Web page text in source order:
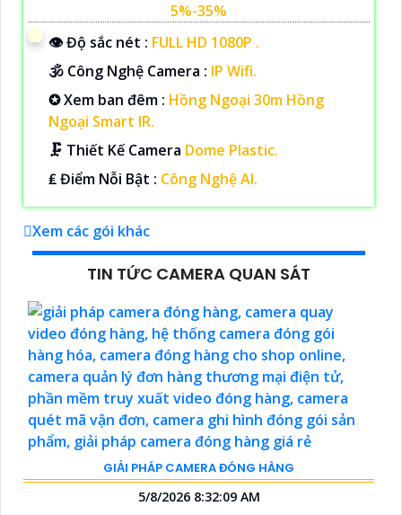
5%-35%
👁 Độ sắc nét : FULL HD 1080P .
🕉️ Công Nghệ Camera : IP Wifi.
✪ Xem ban đêm : Hồng Ngoại 30m Hồng
Ngoại Smart IR.
🗜️ Thiết Kế Camera Dome Plastic.
️₤ Điểm Nỗi Bật : Công Nghệ AI.
Xem các gói khác
TIN TỨC CAMERA QUAN SÁT
GIẢI PHÁP CAMERA ĐÓNG HÀNG
5/8/2026 8:32:09 AM